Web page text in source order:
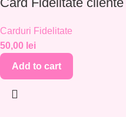
Carduri Fidelitate
50,00 lei
Add to cart